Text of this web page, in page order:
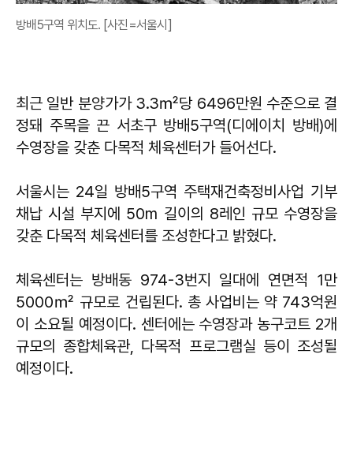
방배5구역 위치도. [사진=서울시]
최근 일반 분양가가 3.3㎡당 6496만원 수준으로 결
정돼 주목을 끈 서초구 방배5구역(디에이치 방배)에
수영장을 갖춘 다목적 체육센터가 들어선다.
서울시는 24일 방배5구역 주택재건축정비사업 기부
채납 시설 부지에 50m 길이의 8레인 규모 수영장을
갖춘 다목적 체육센터를 조성한다고 밝혔다.
체육센터는 방배동 974-3번지 일대에 연면적 1만
5000㎡ 규모로 건립된다. 총 사업비는 약 743억원
이 소요될 예정이다. 센터에는 수영장과 농구코트 2개
규모의 종합체육관, 다목적 프로그램실 등이 조성될
예정이다.